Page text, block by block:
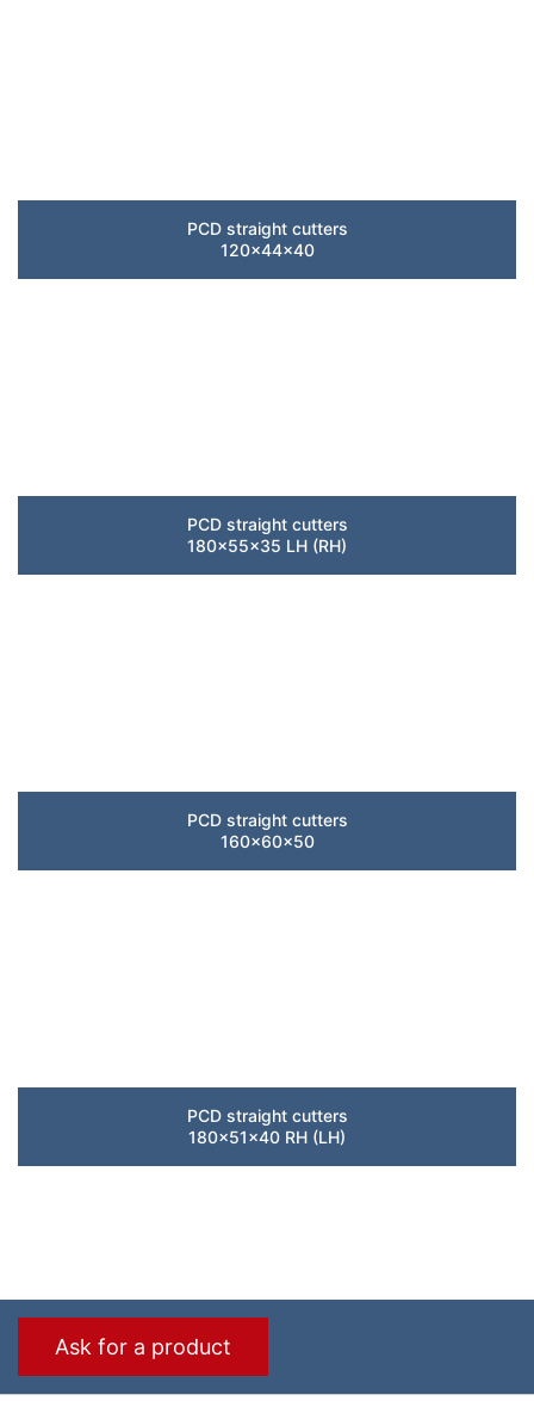
PCD straight cutters
120x44x40
PCD straight cutters
180x55x35 LH (RH)
PCD straight cutters
160x60x50
PCD straight cutters
180x51x40 RH (LH)
Ask for a product